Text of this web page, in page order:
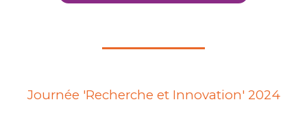
Journée 'Recherche et Innovation' 2024